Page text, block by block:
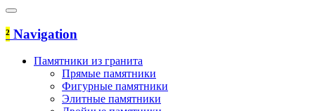
² Navigation
Памятники из гранита
Прямые памятники
Фигурные памятники
Элитные памятники